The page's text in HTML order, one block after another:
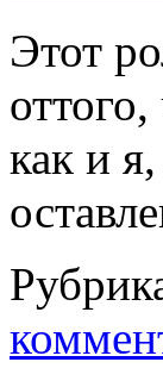
Этот
как и